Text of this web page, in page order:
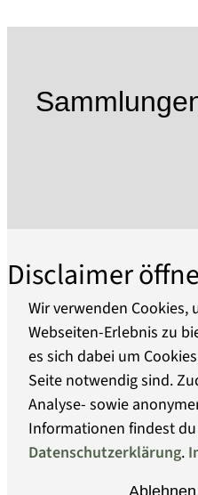
Bundesregierung
Mit über 34.000
vornehmlich auf den
Sekundärzeugnissen zu
Heinrich von Kleists.
bildenden Kunst sowie
darstellenden Kunst
Darüber hinaus ist das
Dichter Ewald Christian
Kleist sowie Caroline
Fouqué verpflichtet.
Disclaimer
Wir verwenden
Webseiten-Erlebnis zu
es sich dabei um
Seite notwendig sind.
Analyse- sowie
Informationen findest
Datenschutzerklärung.
Ablehnen